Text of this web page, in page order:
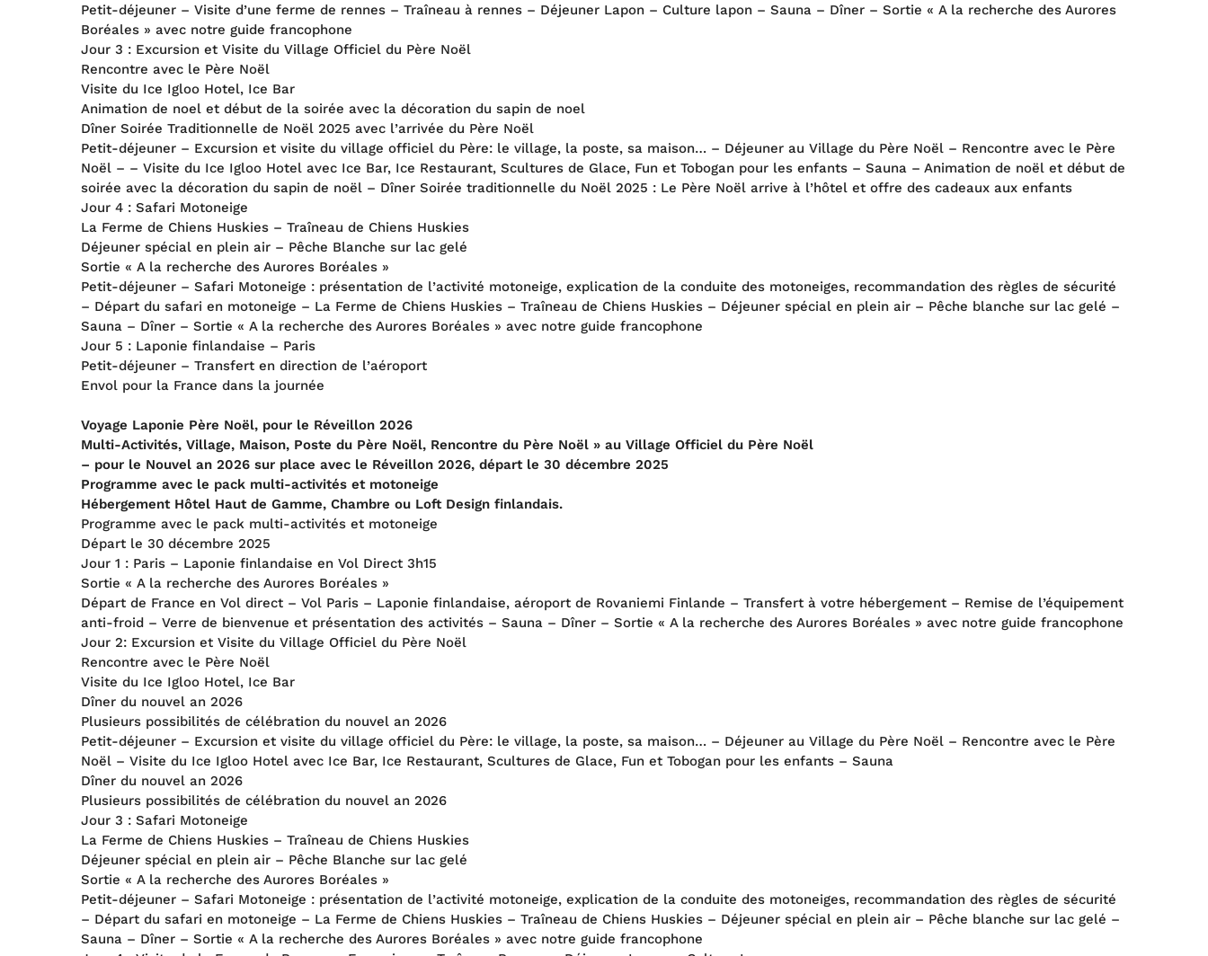
Petit-déjeuner – Visite d’une ferme de rennes – Traîneau à rennes – Déjeuner Lapon – Culture lapon – Sauna – Dîner – Sortie « A la recherche des Aurores
Boréales » avec notre guide francophone
Jour 3 : Excursion et Visite du Village Officiel du Père Noël
Rencontre avec le Père Noël
Visite du Ice Igloo Hotel, Ice Bar
Animation de noel et début de la soirée avec la décoration du sapin de noel
Dîner Soirée Traditionnelle de Noël 2025 avec l’arrivée du Père Noël
Petit-déjeuner – Excursion et visite du village officiel du Père: le village, la poste, sa maison… – Déjeuner au Village du Père Noël – Rencontre avec le Père
Noël – – Visite du Ice Igloo Hotel avec Ice Bar, Ice Restaurant, Scultures de Glace, Fun et Tobogan pour les enfants – Sauna – Animation de noël et début de
soirée avec la décoration du sapin de noël – Dîner Soirée traditionnelle du Noël 2025 : Le Père Noël arrive à l’hôtel et offre des cadeaux aux enfants
Jour 4 : Safari Motoneige
La Ferme de Chiens Huskies – Traîneau de Chiens Huskies
Déjeuner spécial en plein air – Pêche Blanche sur lac gelé
Sortie « A la recherche des Aurores Boréales »
Petit-déjeuner – Safari Motoneige : présentation de l’activité motoneige, explication de la conduite des motoneiges, recommandation des règles de sécurité
– Départ du safari en motoneige – La Ferme de Chiens Huskies – Traîneau de Chiens Huskies – Déjeuner spécial en plein air – Pêche blanche sur lac gelé –
Sauna – Dîner – Sortie « A la recherche des Aurores Boréales » avec notre guide francophone
Jour 5 : Laponie finlandaise – Paris
Petit-déjeuner – Transfert en direction de l’aéroport
Envol pour la France dans la journée
Voyage Laponie Père Noël, pour le Réveillon 2026
Multi-Activités, Village, Maison, Poste du Père Noël, Rencontre du Père Noël » au Village Officiel du Père Noël
– pour le Nouvel an 2026 sur place avec le Réveillon 2026, départ le 30 décembre 2025
Programme avec le pack multi-activités et motoneige
Hébergement Hôtel Haut de Gamme, Chambre ou Loft Design finlandais.
Programme avec le pack multi-activités et motoneige
Départ le 30 décembre 2025
Jour 1 : Paris – Laponie finlandaise en Vol Direct 3h15
Sortie « A la recherche des Aurores Boréales »
Départ de France en Vol direct – Vol Paris – Laponie finlandaise, aéroport de Rovaniemi Finlande – Transfert à votre hébergement – Remise de l’équipement
anti-froid – Verre de bienvenue et présentation des activités – Sauna – Dîner – Sortie « A la recherche des Aurores Boréales » avec notre guide francophone
Jour 2: Excursion et Visite du Village Officiel du Père Noël
Rencontre avec le Père Noël
Visite du Ice Igloo Hotel, Ice Bar
Dîner du nouvel an 2026
Plusieurs possibilités de célébration du nouvel an 2026
Petit-déjeuner – Excursion et visite du village officiel du Père: le village, la poste, sa maison… – Déjeuner au Village du Père Noël – Rencontre avec le Père
Noël – Visite du Ice Igloo Hotel avec Ice Bar, Ice Restaurant, Scultures de Glace, Fun et Tobogan pour les enfants – Sauna
Dîner du nouvel an 2026
Plusieurs possibilités de célébration du nouvel an 2026
Jour 3 : Safari Motoneige
La Ferme de Chiens Huskies – Traîneau de Chiens Huskies
Déjeuner spécial en plein air – Pêche Blanche sur lac gelé
Sortie « A la recherche des Aurores Boréales »
Petit-déjeuner – Safari Motoneige : présentation de l’activité motoneige, explication de la conduite des motoneiges, recommandation des règles de sécurité
– Départ du safari en motoneige – La Ferme de Chiens Huskies – Traîneau de Chiens Huskies – Déjeuner spécial en plein air – Pêche blanche sur lac gelé –
Sauna – Dîner – Sortie « A la recherche des Aurores Boréales » avec notre guide francophone